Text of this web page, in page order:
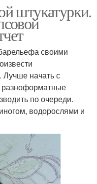
штукатурки.
своими
Лучше начать с
разноформатные
по очереди.
водорослями и